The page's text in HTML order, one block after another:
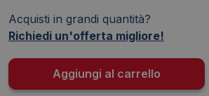
-
24
Acquisti in grandi quantità?
Richiedi un'offerta migliore!
Aggiungi al carrello